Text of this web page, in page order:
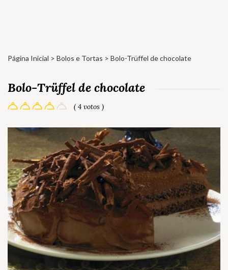
Página Inicial > Bolos e Tortas > Bolo-Trüffel de chocolate
Bolo-Trüffel de chocolate
( 4 votos )